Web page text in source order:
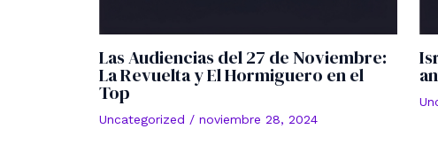
Las Audiencias del 27 de Noviembre:
La Revuelta y El Hormiguero en el
Top
Uncategorized / noviembre 28, 2024